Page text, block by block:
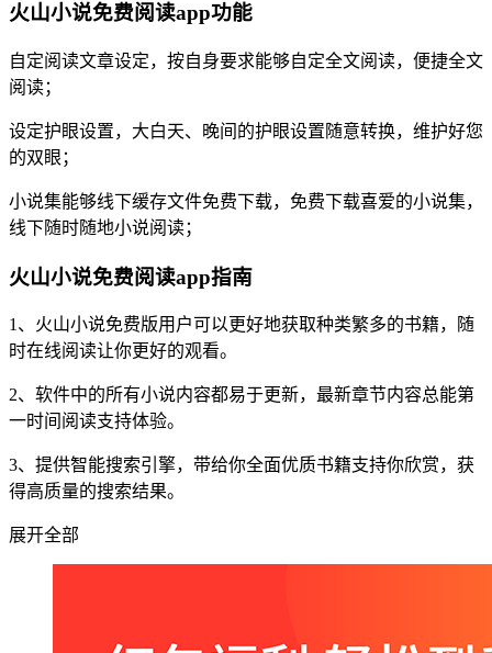
火山小说免费阅读app功能
自定阅读文章设定，按自身要求能够自定全文阅读，便捷全文
阅读；
设定护眼设置，大白天、晚间的护眼设置随意转换，维护好您
的双眼；
小说集能够线下缓存文件免费下载，免费下载喜爱的小说集，
线下随时随地小说阅读；
火山小说免费阅读app指南
1、火山小说免费版用户可以更好地获取种类繁多的书籍，随
时在线阅读让你更好的观看。
2、软件中的所有小说内容都易于更新，最新章节内容总能第
一时间阅读支持体验。
3、提供智能搜索引擎，带给你全面优质书籍支持你欣赏，获
得高质量的搜索结果。
展开全部